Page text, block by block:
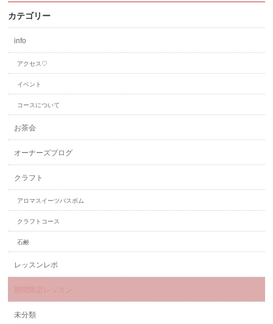
カテゴリー
info
アクセス♡
イベント
コースについて
お茶会
オーナーズブログ
クラフト
アロマスイーツバスボム
クラフトコース
石鹸
レッスンレポ
期間限定レッスン
未分類